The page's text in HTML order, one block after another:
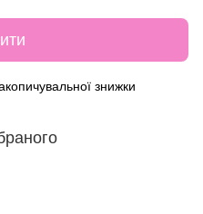
знижки